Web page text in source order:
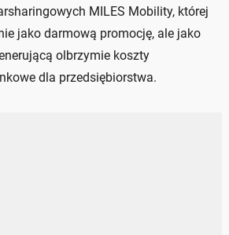
MILES Mobility, której
jako darmową promocję, ale jako
olbrzymie koszty
dla przedsiębiorstwa.